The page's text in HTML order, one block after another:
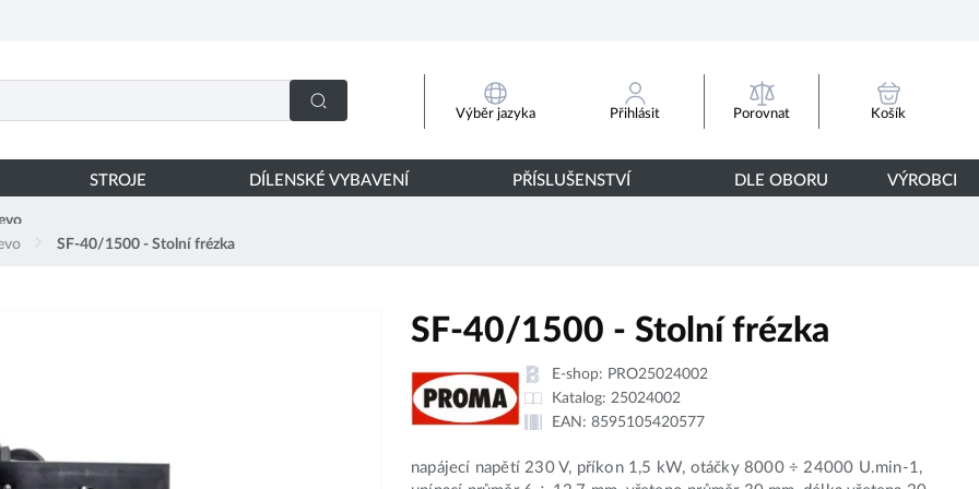
Výběr jazyka Přihlásit Porovnat Košík
STROJE DÍLENSKÉ VYBAVENÍ PŘÍSLUŠENSTVÍ DLE OBORU VÝROBCI
SF-40/1500 - Stolní frézka
SF-40/1500 - Stolní frézka
E-shop: PRO25024002
Katalog: 25024002
EAN: 8595105420577
napájecí napětí 230 V, příkon 1,5 kW, otáčky 8000 ÷ 24000 U.min-1,